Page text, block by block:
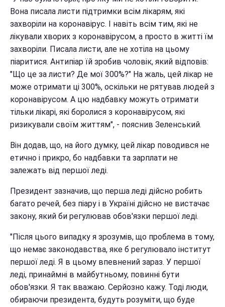
Вона писала листи підтримки всім лікарям, які
захворіли на коронавірус. І навіть всім тим, які не
лікували хворих з коронавірусом, а просто в житті їм
захворіли. Писала листи, але не хотіла на цьому
піаритися. Антипіар їй зробив чоловік, який відповів:
"Що це за листи? Де мої 300%?" На жаль, цей лікар не
може отримати ці 300%, оскільки не рятував людей з
коронавірусом. А цю надбавку можуть отримати
тільки лікарі, які боролися з коронавірусом, які
ризикували своїм життям", - пояснив Зеленський.
Він додав, що, на його думку, цей лікар поводився не
етично і прикро, бо надбавки та зарплати не
залежать від першої леді.
Президент зазначив, що перша леді дійсно робить
багато речей, без піару і в Україні дійсно не вистачає
закону, який би регулював обов'язки першої леді.
"Після цього випадку я зрозумів, що проблема в тому,
що немає законодавства, яке б регулювало інститут
першої леді. Я в цьому впевнений зараз. У першої
леді, принаймні в майбутньому, повинні бути
обов'язки. Я так вважаю. Серйозно кажу. Тоді люди,
обираючи президента, будуть розуміти, що буде